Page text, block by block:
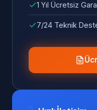
1 Yıl Ücretsiz
7/24 Teknik